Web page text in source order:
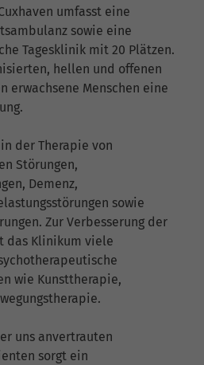
umfasst eine
sowie eine
Tagesklinik mit 20 Plätzen.
hellen und offenen
erwachsene Menschen eine
der Therapie von
Störungen,
Demenz,
sowie
Zur Verbesserung der
das Klinikum viele
wie Kunsttherapie,
uns anvertrauten
sorgt ein